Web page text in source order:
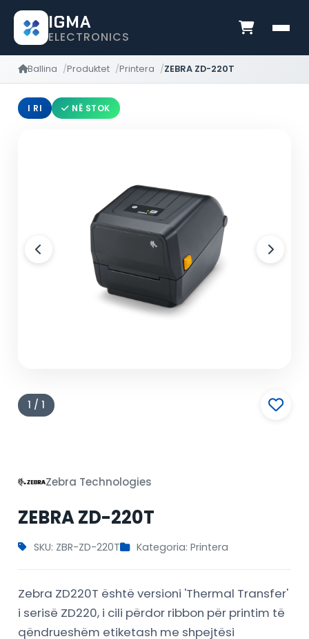
IGMA
ELECTRONICS
Ballina Produktet Printera ZEBRA ZD-220T
I RI NË STOK
1 / 1
Zebra Technologies
ZEBRA ZD-220T
SKU: ZBR-ZD-220T Kategoria: Printera
Zebra ZD220T është versioni 'Thermal Transfer'
i serisë ZD220, i cili përdor ribbon për printim të
qëndrueshëm etiketash me shpejtësi